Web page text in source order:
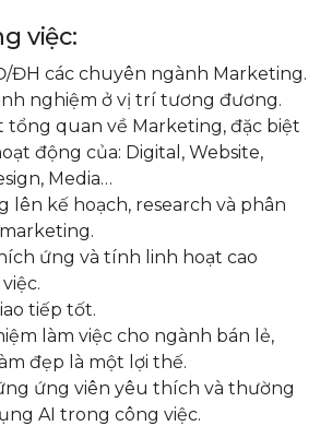
việc:
ĐH các chuyên ngành Marketing.
nghiệm ở vị trí tương đương.
tổng quan về Marketing, đặc biệt
động của: Digital, Website,
Media…
lên kế hoạch, research và phân
ứng và tính linh hoạt cao
tiếp tốt.
làm việc cho ngành bán lẻ,
đẹp là một lợi thế.
ứng viên yêu thích và thường
AI trong công việc.